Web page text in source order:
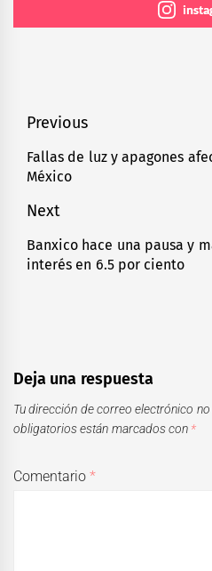
Navegación
de
entradas
Previous
Previous
post:
Fallas de luz y apagones
México
Next
Next
post:
Banxico hace una pausa y
interés en 6.5 por ciento
Deja una respuesta
Tu dirección de correo electrónico no
obligatorios están marcados con *
Comentario*